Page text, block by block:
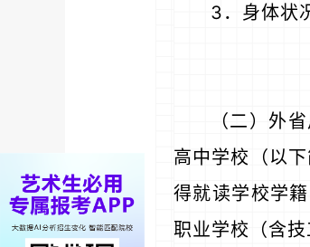
3．身体状
（二）外
高中学校（以
得就读学校学
职业学校（含